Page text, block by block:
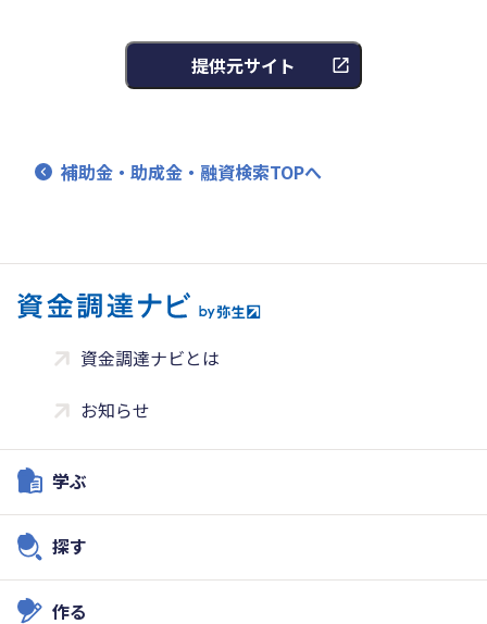
提供元サイト
補助金・助成金・融資検索TOPへ
資金調達ナビとは
お知らせ
学ぶ
探す
作る